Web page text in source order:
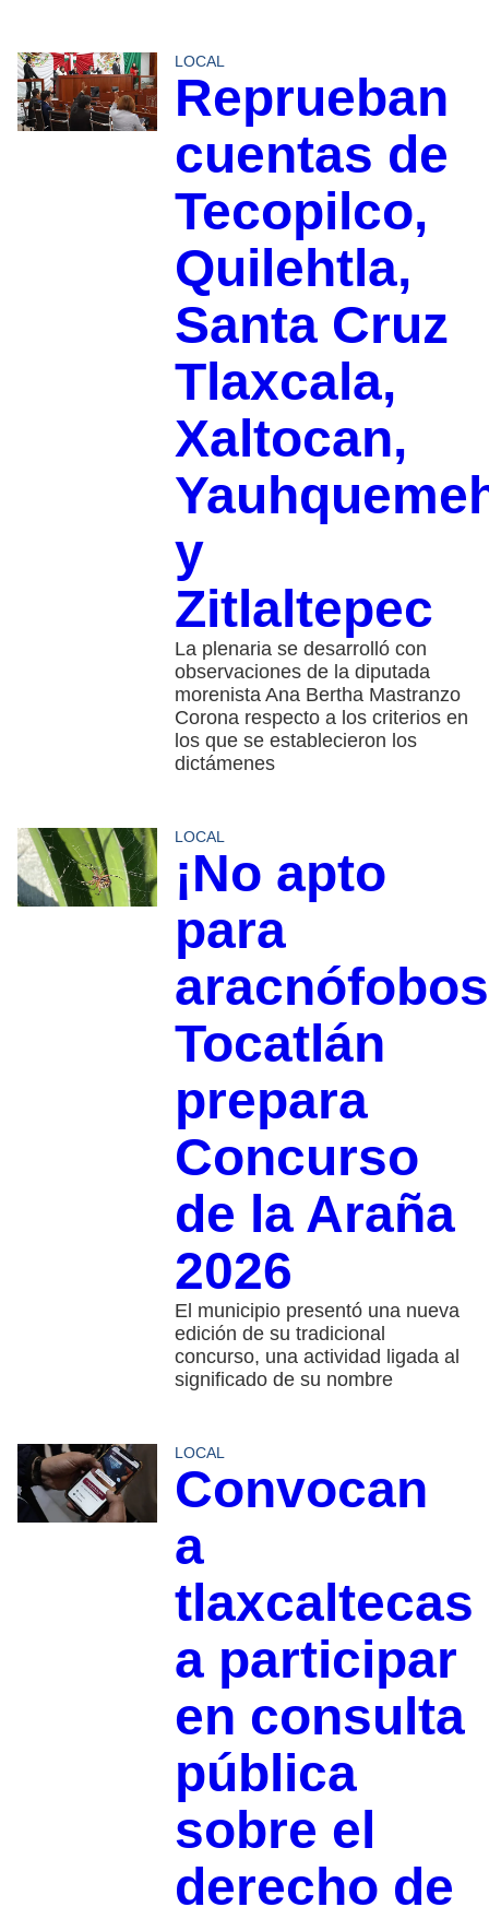
LOCAL
Reprueban
cuentas de
Tecopilco,
Quilehtla,
Santa Cruz
Tlaxcala,
Xaltocan,
y
Zitlaltepec
La plenaria se desarrolló con
observaciones de la diputada
morenista Ana Bertha Mastranzo
Corona respecto a los criterios en
los que se establecieron los
dictámenes
LOCAL
¡No apto
para
Tocatlán
prepara
Concurso
de la Araña
2026
El municipio presentó una nueva
edición de su tradicional
concurso, una actividad ligada al
significado de su nombre
LOCAL
Convocan
a
tlaxcaltecas
a participar
en consulta
pública
sobre el
derecho de